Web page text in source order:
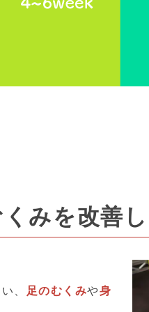
みを改善
、 足のむくみや身